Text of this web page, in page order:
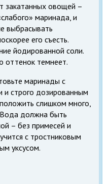
закатанных овощей –
маринада, и
выбрасывать
его съесть.
йодированной соли.
оттенок темнеет.
маринады с
и строго дозированным
слишком много,
Вода должна быть
– без примесей и
с тростниковым
уксусом.